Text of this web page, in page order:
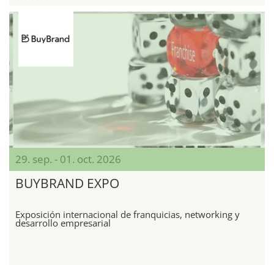
29. sep. - 01. oct. 2026
BUYBRAND EXPO
Exposición internacional de franquicias, networking y
desarrollo empresarial